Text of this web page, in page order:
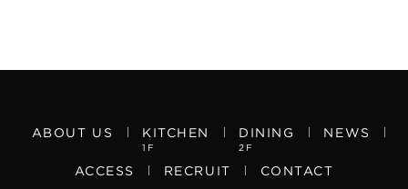
ABOUT US KITCHEN
1F
DINING
2F
NEWS
ACCESS RECRUIT CONTACT